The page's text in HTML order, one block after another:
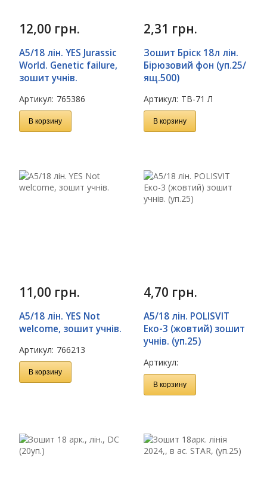
12,00 грн.
А5/18 лін. YES Jurassic
World. Genetic failure,
зошит учнів.
Артикул: 765386
В корзину
2,31 грн.
Зошит Бріск 18л лін.
Бірюзовий фон (уп.25/
ящ.500)
Артикул: ТВ-71 Л
В корзину
11,00 грн.
А5/18 лін. YES Not
welcome, зошит учнів.
Артикул: 766213
В корзину
4,70 грн.
А5/18 лін. POLISVIT
Еко-3 (жовтий) зошит
учнів. (уп.25)
Артикул:
В корзину